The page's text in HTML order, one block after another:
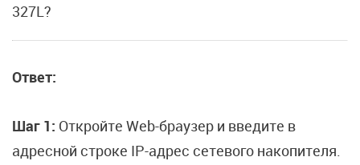
327L?
Ответ:
Шаг 1: Откройте Web-браузер и введите в
адресной строке IP-адрес сетевого накопителя.